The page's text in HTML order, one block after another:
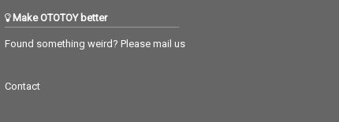
Make OTOTOY better
Found something weird? Please mail us
Contact